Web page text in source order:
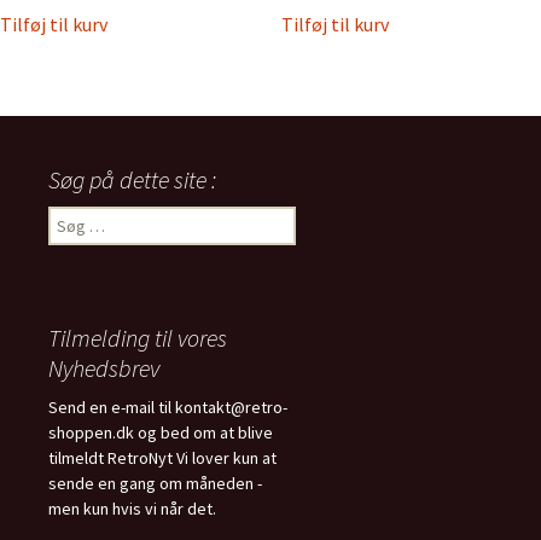
Tilføj til kurv Tilføj til kurv
Søg på dette site :
Søg
efter:
Tilmelding til vores
Nyhedsbrev
Send en e-mail til kontakt@retro-
shoppen.dk og bed om at blive
tilmeldt RetroNyt Vi lover kun at
sende en gang om måneden -
men kun hvis vi når det.